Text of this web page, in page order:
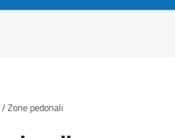
Zone pedonali